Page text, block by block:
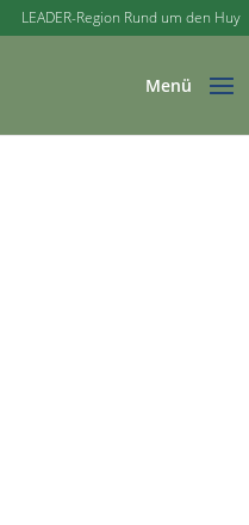
LEADER-Region Rund um den Huy